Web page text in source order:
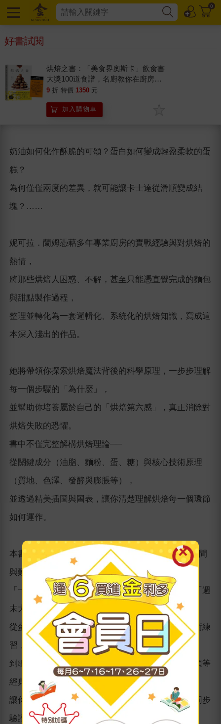
0
好書試閱
烘焙之書：「美食界奧斯卡」飲食書
大獎100道食譜，名廚教你在廚房玩
出一流烘焙的要素！
9 折 特價 1350 元
加入購物車
奶油如何化作酥脆的可頌？蛋白如何變成輕盈柔軟的蛋
糕？
為何僅僅兩度的差異，就可能讓卡士達從滑順變成結
塊？……
妮可拉．蘭姆憑藉多年專業廚房的實戰經驗與對烘焙的
熱情，
將那些烘焙人困惑、不解，甚至只能憑直覺完成的麵包
與甜點製作過程，
整理並轉化為一套邏輯化、系統化的烘焙知識，寫成這
本深入淺出的作品。
她將帶領你探索烘焙魔法背後的科學原理，一步步理解
每一個步驟的「為什麼」，
並幫助你培養屬於自己的「烘焙第六感」，真正消除對
烘焙失敗的恐懼。
書中不僅完整解構烘焙理論──
從關鍵成分（油脂、麵粉、蛋、糖）與核心技術原理
（質地、色澤、發酵與膨脹等），
並透過精美插圖與圖表，讓你清楚理解烘焙每一個環節
如何運作。
本書收錄超過100道可反覆練習的食譜，並依所需時間
與難度分類：
「一個下午即可完成」、「需要一天時間挑戰」、「週
末大工程」。
從蛋白霜、塔皮、酥皮、泡芙、海綿蛋糕等基礎技術練
習，
到歌劇院蛋糕、千層派、布列斯特泡芙、巧克力可頌等
經典成品製作，
讓你在每一次的實作中，逐一拆解美味的關鍵，並同步
驗證烘焙背後的道理。